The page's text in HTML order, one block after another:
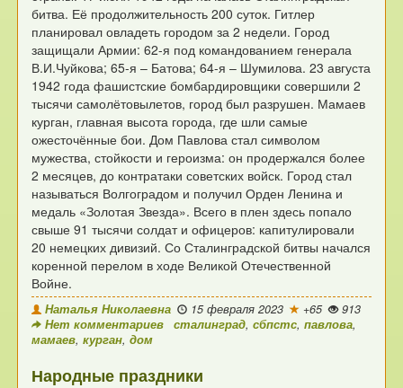
битва. Её продолжительность 200 суток. Гитлер
планировал овладеть городом за 2 недели. Город
защищали Армии: 62-я под командованием генерала
В.И.Чуйкова; 65-я – Батова; 64-я – Шумилова. 23 августа
1942 года фашистские бомбардировщики совершили2
тысячи самолётовылетов, город был разрушен. Мамаев
курган, главная высота города, где шли самые
ожесточённые бои. Дом Павлова стал символом
мужества, стойкости и героизма: он продержался более
2 месяцев, до контратаки советских войск. Город стал
называться Волгоградом и получил Орден Ленина и
медаль «Золотая Звезда». Всего в плен здесь попало
свыше91 тысячи солдат и офицеров: капитулировали
20 немецких дивизий. Со Сталинградской битвы начался
коренной перелом в ходе Великой Отечественной
Войне.
Наталья Николаевна 15 февраля 2023 +65
913
Нет комментариев
сталинград,сбпстс,павлова,
мамаев,курган,дом
Народные праздники